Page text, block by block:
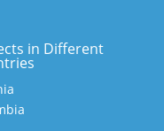
in Different